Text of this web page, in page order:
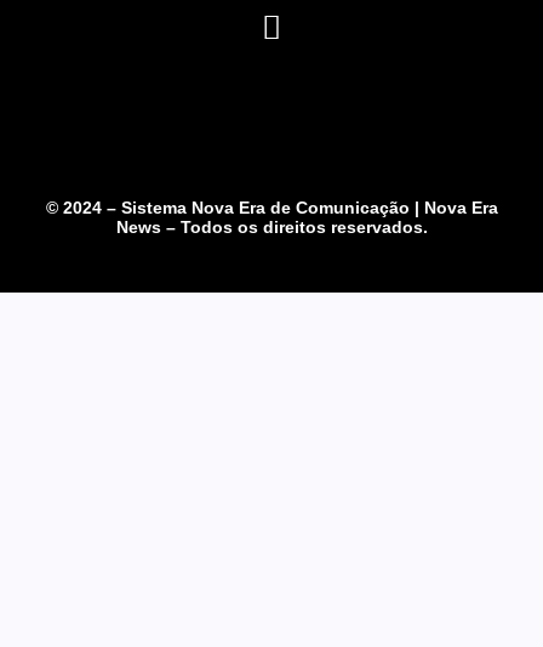
© 2024 – Sistema Nova Era de Comunicação | Nova Era
News – Todos os direitos reservados.